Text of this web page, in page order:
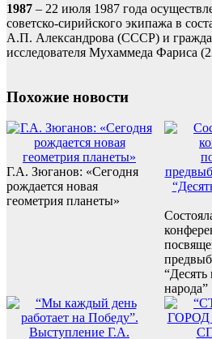
1987 – 22 июля 1987 года
советско-сирийского экипажа в
А.П. Александрова (СССР) и
исследователя Мухаммеда Фариса
Похожие новости
Г.А. Зюганов: «Сегодня
рождается новая
геометрия планеты»
“Десять
народа”